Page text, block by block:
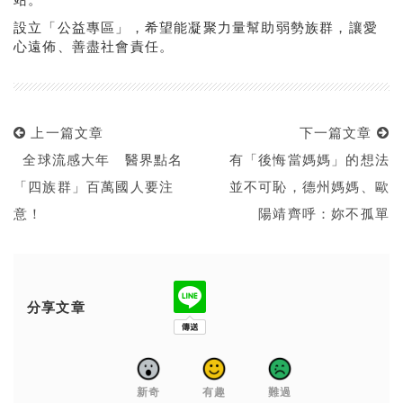
設立「公益專區」，希望能凝聚力量幫助弱勢族群，讓愛
心遠佈、善盡社會責任。
上一篇文章
全球流感大年 醫界點名
「四族群」百萬國人要注
意！
下一篇文章
有「後悔當媽媽」的想法
並不可恥，德州媽媽、歐
陽靖齊呼：妳不孤單
分享文章
新奇 有趣 難過